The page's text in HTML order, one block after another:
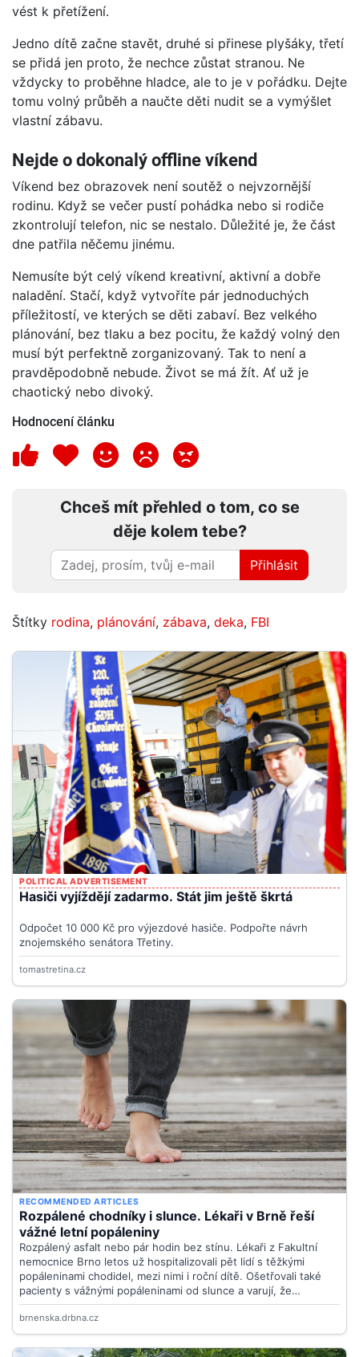
vést k přetížení.
Jedno dítě začne stavět, druhé si přinese plyšáky, třetí
se přidá jen proto, že nechce zůstat stranou. Ne
vždycky to proběhne hladce, ale to je v pořádku. Dejte
tomu volný průběh a naučte děti nudit se a vymýšlet
vlastní zábavu.
Nejde o dokonalý offline víkend
Víkend bez obrazovek není soutěž o nejvzornější
rodinu. Když se večer pustí pohádka nebo si rodiče
zkontrolují telefon, nic se nestalo. Důležité je, že část
dne patřila něčemu jinému.
Nemusíte být celý víkend kreativní, aktivní a dobře
naladění. Stačí, když vytvoříte pár jednoduchých
příležitostí, ve kterých se děti zabaví. Bez velkého
plánování, bez tlaku a bez pocitu, že každý volný den
musí být perfektně zorganizovaný. Tak to není a
pravděpodobně nebude. Život se má žít. Ať už je
chaotický nebo divoký.
Hodnocení článku
Chceš mít přehled o tom, co se
děje kolem tebe?
Přihlásit
Štítky rodina, plánování, zábava, deka, FBI